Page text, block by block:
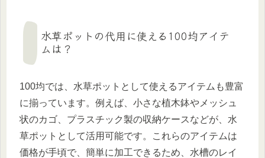
水草ポットの代用に使える100均アイテ
ムは？
100均では、水草ポットとして使えるアイテムも豊富
に揃っています。例えば、小さな植木鉢やメッシュ
状のカゴ、プラスチック製の収納ケースなどが、水
草ポットとして活用可能です。これらのアイテムは
価格が手頃で、簡単に加工できるため、水槽のレイ